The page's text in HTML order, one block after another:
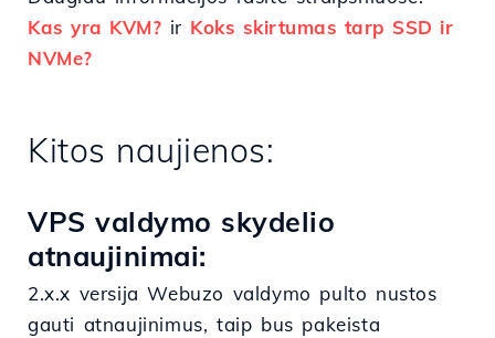
Kas yra KVM? ir Koks skirtumas tarp SSD ir
NVMe?
Kitos naujienos:
VPS valdymo skydelio
atnaujinimai:
2.x.x versija Webuzo valdymo pulto nustos
gauti atnaujinimus, taip bus pakeista